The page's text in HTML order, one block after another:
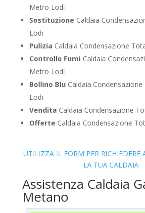
Metro Lodi
Sostituzione Caldaia
Lodi
Pulizia Caldaia Condensazione
Controllo Fumi Caldaia
Metro Lodi
Bollino Blu Caldaia
Lodi
Vendita Caldaia Condensazione
Offerte Caldaia Condensazione
UTILIZZA IL FORM PER RICHIEDERE
LA TUA CALDAIA
Assistenza Caldaia
Metano